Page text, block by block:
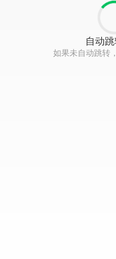
自动
如果未自动跳转